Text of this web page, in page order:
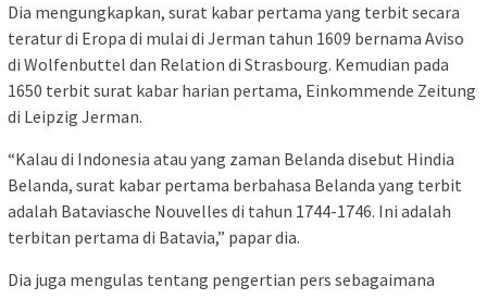
Dia mengungkapkan, surat kabar pertama yang terbit secara
teratur di Eropa di mulai di Jerman tahun 1609 bernama Aviso
di Wolfenbuttel dan Relation di Strasbourg. Kemudian pada
1650 terbit surat kabar harian pertama, Einkommende Zeitung
di Leipzig Jerman.
“Kalau di Indonesia atau yang zaman Belanda disebut Hindia
Belanda, surat kabar pertama berbahasa Belanda yang terbit
adalah Bataviasche Nouvelles di tahun 1744-1746. Ini adalah
terbitan pertama di Batavia,” papar dia.
Dia juga mengulas tentang pengertian pers sebagaimana